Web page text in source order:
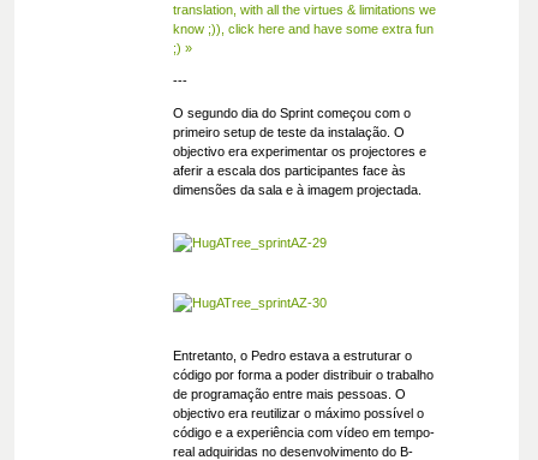
translation, with all the virtues & limitations we
know ;)), click here and have some extra fun
;) »
---
O segundo dia do Sprint começou com o
primeiro setup de teste da instalação. O
objectivo era experimentar os projectores e
aferir a escala dos participantes face às
dimensões da sala e à imagem projectada.
Entretanto, o Pedro estava a estruturar o
código por forma a poder distribuir o trabalho
de programação entre mais pessoas. O
objectivo era reutilizar o máximo possível o
código e a experiência com vídeo em tempo-
real adquiridas no desenvolvimento do B-